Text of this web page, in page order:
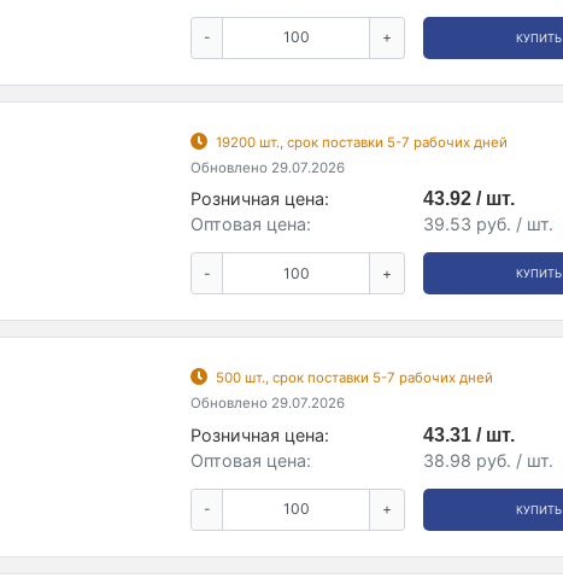
- + КУПИТЬ
19200 шт., срок поставки 5-7 рабочих дней
Обновлено 29.07.2026
Розничная цена:
43.92 / шт.
Оптовая цена:
39.53 руб. / шт.
- + КУПИТЬ
500 шт., срок поставки 5-7 рабочих дней
Обновлено 29.07.2026
Розничная цена:
43.31 / шт.
Оптовая цена:
38.98 руб. / шт.
- + КУПИТЬ